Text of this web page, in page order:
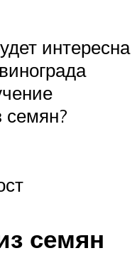
интересна
семян?
семян